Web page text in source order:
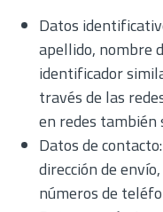
Datos
apellido, nombre
identificador
través de las
en redes también
Datos de
dirección de
números de